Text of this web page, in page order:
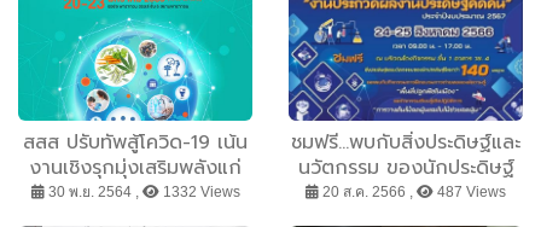
สสส ปรับทัพสู้โควิด-19 เน้น
งานเชิงรุกมุ่งเสริมพลังแก่
องค์กรและชุมชน พร้อมใช้
30 พ.ย. 2564 , 1332 Views
ชมฟรี...พบกับสิ่งประดิษฐ์และ
นวัตกรรม ของนักประดิษฐ์
ไทยกว่า 140 ผลงาน
20 ส.ค. 2566 , 487 Views